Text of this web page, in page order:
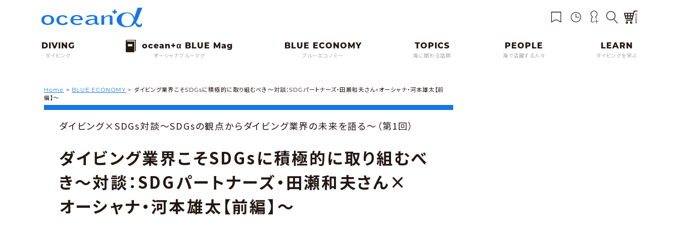
ダイビング オーシャナブルーマグ ブルーエコノミー 海に関わる話題 海で活躍する人々 ダイビングを学ぶ
Home > BLUE ECONOMY > ダイビング業界こそSDGsに積極的に取り組むべき〜対談：SDGパートナーズ・田瀬和夫さん×オーシャナ・河本雄太【前
編】〜
ダイビング×SDGs対談〜SDGsの観点からダイビング業界の未来を語る〜（第1回）
ダイビング業界こそSDGsに積極的に取り組むべ
き〜対談：SDGパートナーズ・田瀬和夫さん×
オーシャナ・河本雄太【前編】〜